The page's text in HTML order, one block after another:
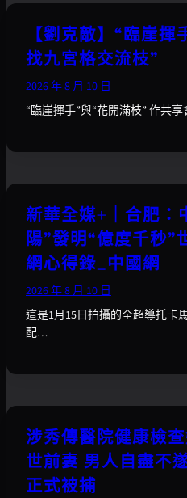
【劉克敵】“臨崖揮
找九宮格交流枝”
2026 年 8 月 10 日
“臨崖揮手”與“花開滿枝” 作共
新華全媒+｜合肥：
陽”發明“億度千秒”
網心得錄_中國網
2026 年 8 月 10 日
這是1月15日拍攝的全超導托卡
配…
涉秀傳醫院健康檢
世前妻 男人自盡不
正式被捕